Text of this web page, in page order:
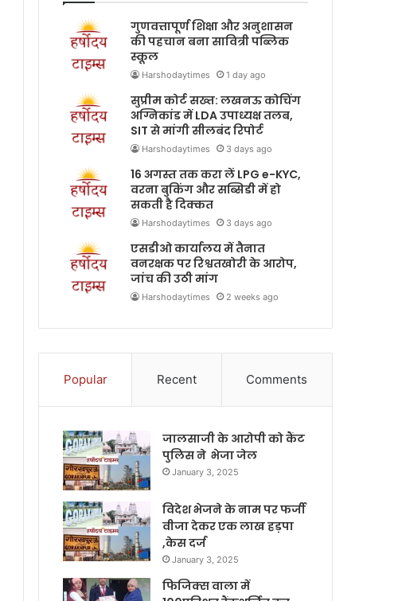
गुणवत्तापूर्ण शिक्षा और अनुशासन
की पहचान बना सावित्री पब्लिक
स्कूल
Harshodaytimes 1 day ago
सुप्रीम कोर्ट सख्त: लखनऊ कोचिंग
अग्निकांड में LDA उपाध्यक्ष तलब,
SIT से मांगी सीलबंद रिपोर्ट
Harshodaytimes 3 days ago
16 अगस्त तक करा लें LPG e-KYC,
वरना बुकिंग और सब्सिडी में हो
सकती है दिक्कत
Harshodaytimes 3 days ago
एसडीओ कार्यालय में तैनात
वनरक्षक पर रिश्वतखोरी के आरोप,
जांच की उठी मांग
Harshodaytimes 2 weeks ago
Popular Recent Comments
जालसाजी के आरोपी को कैंट
पुलिस ने भेजा जेल
January 3, 2025
विदेश भेजने के नाम पर फर्जी
वीजा देकर एक लाख हड़पा
,केस दर्ज
January 3, 2025
फिजिक्स वाला में